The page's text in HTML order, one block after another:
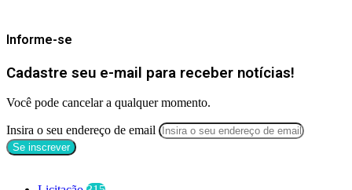
Informe-se
Cadastre seu e-mail para receber notícias!
Você pode cancelar a qualquer momento.
Insira o seu endereço de email